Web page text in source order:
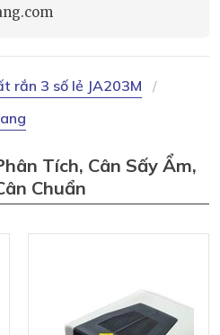
rắn 3 số lẻ JA203M
Tích, Cân Sấy Ẩm,
Chuẩn